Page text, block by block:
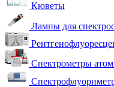
Кюветы
Лампы для
Спектрометры